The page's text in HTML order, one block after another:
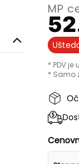
MP
* PDV je
* Samo